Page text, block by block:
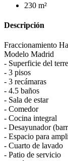
230 m²
Descripción
Fraccionamiento
Modelo Madrid
- Superficie del
- 3 pisos
- 3 recámaras
- 4.5 baños
- Sala de estar
- Comedor
- Cocina integral
- Desayunador
- Espacio para
- Cuarto de lavado
- Patio de servicio